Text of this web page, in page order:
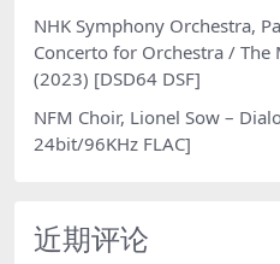
NHK Symphony Orchestra,
Concerto for Orchestra /
(2023) [DSD64 DSF]
NFM Choir, Lionel Sow –
24bit/96KHz FLAC]
近期评论